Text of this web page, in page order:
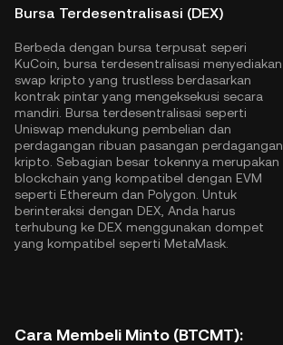
Bursa Terdesentralisasi (DEX)
Berbeda dengan bursa terpusat seperi
KuCoin, bursa terdesentralisasi menyediakan
swap kripto yang trustless berdasarkan
kontrak pintar yang mengeksekusi secara
mandiri. Bursa terdesentralisasi seperti
Uniswap mendukung pembelian dan
perdagangan ribuan pasangan perdagangan
kripto. Sebagian besar tokennya merupakan
blockchain yang kompatibel dengan EVM
seperti Ethereum dan Polygon . Untuk
berinteraksi dengan DEX, Anda harus
terhubung ke DEX menggunakan dompet
yang kompatibel seperti MetaMask.
Cara Membeli Minto (BTCMT):